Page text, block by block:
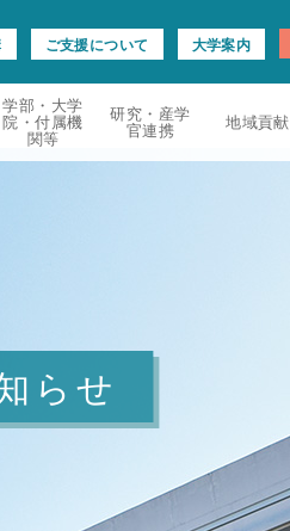
ご支援について 大学案内
学部・大学
院・付属機
関等
研究・産学
官連携 地域貢献
らせ